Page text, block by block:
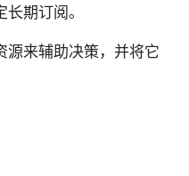
期订阅。
源来辅助决策，并将它